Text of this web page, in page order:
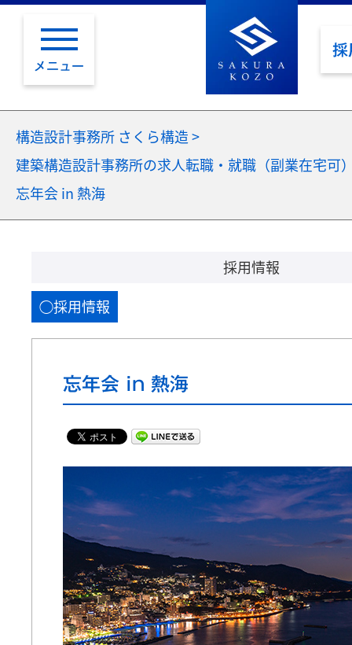
メニュー
採
構造設計事務所 さくら構造>
建築構造設計事務所の求人転職・就職（副業在宅可
忘年会 in 熱海
採用情報
採用情報
忘年会 in 熱海